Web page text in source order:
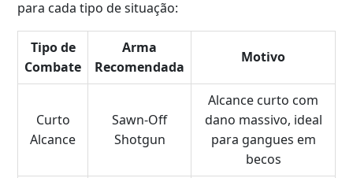
para cada tipo de situação:
Tipo de
Combate
Arma
Recomendada
Motivo
Curto
Alcance
Sawn-Off
Shotgun
Alcance curto com
dano massivo, ideal
para gangues em
becos